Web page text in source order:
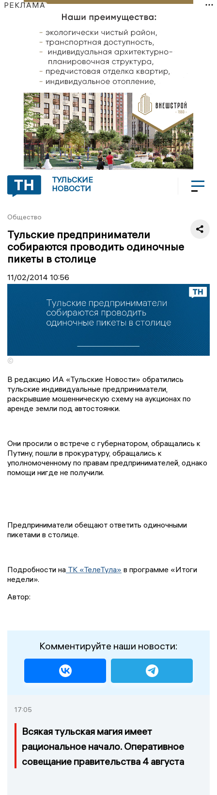
РЕКЛАМА
ТУЛЬСКИЕ
НОВОСТИ
Общество
Тульские предприниматели
собираются проводить одиночные
пикеты в столице
11/02/2014 10:56
©
В редакцию ИА «Тульские Новости» обратились
тульские индивидуальные предприниматели,
раскрывшие мошенническую схему на аукционах по
аренде земли под автостоянки.
Они просили о встрече с губернатором, обращались к
Путину, пошли в прокуратуру, обращались к
уполномоченному по правам предпринимателей, однако
помощи нигде не получили.
Предприниматели обещают ответить одиночными
пикетами в столице.
Подробности на ТК «ТелеТула» в программе «Итоги
недели».
Автор:
Комментируйте наши новости:
17:05
Всякая тульская магия имеет
рациональное начало. Оперативное
совещание правительства 4 августа